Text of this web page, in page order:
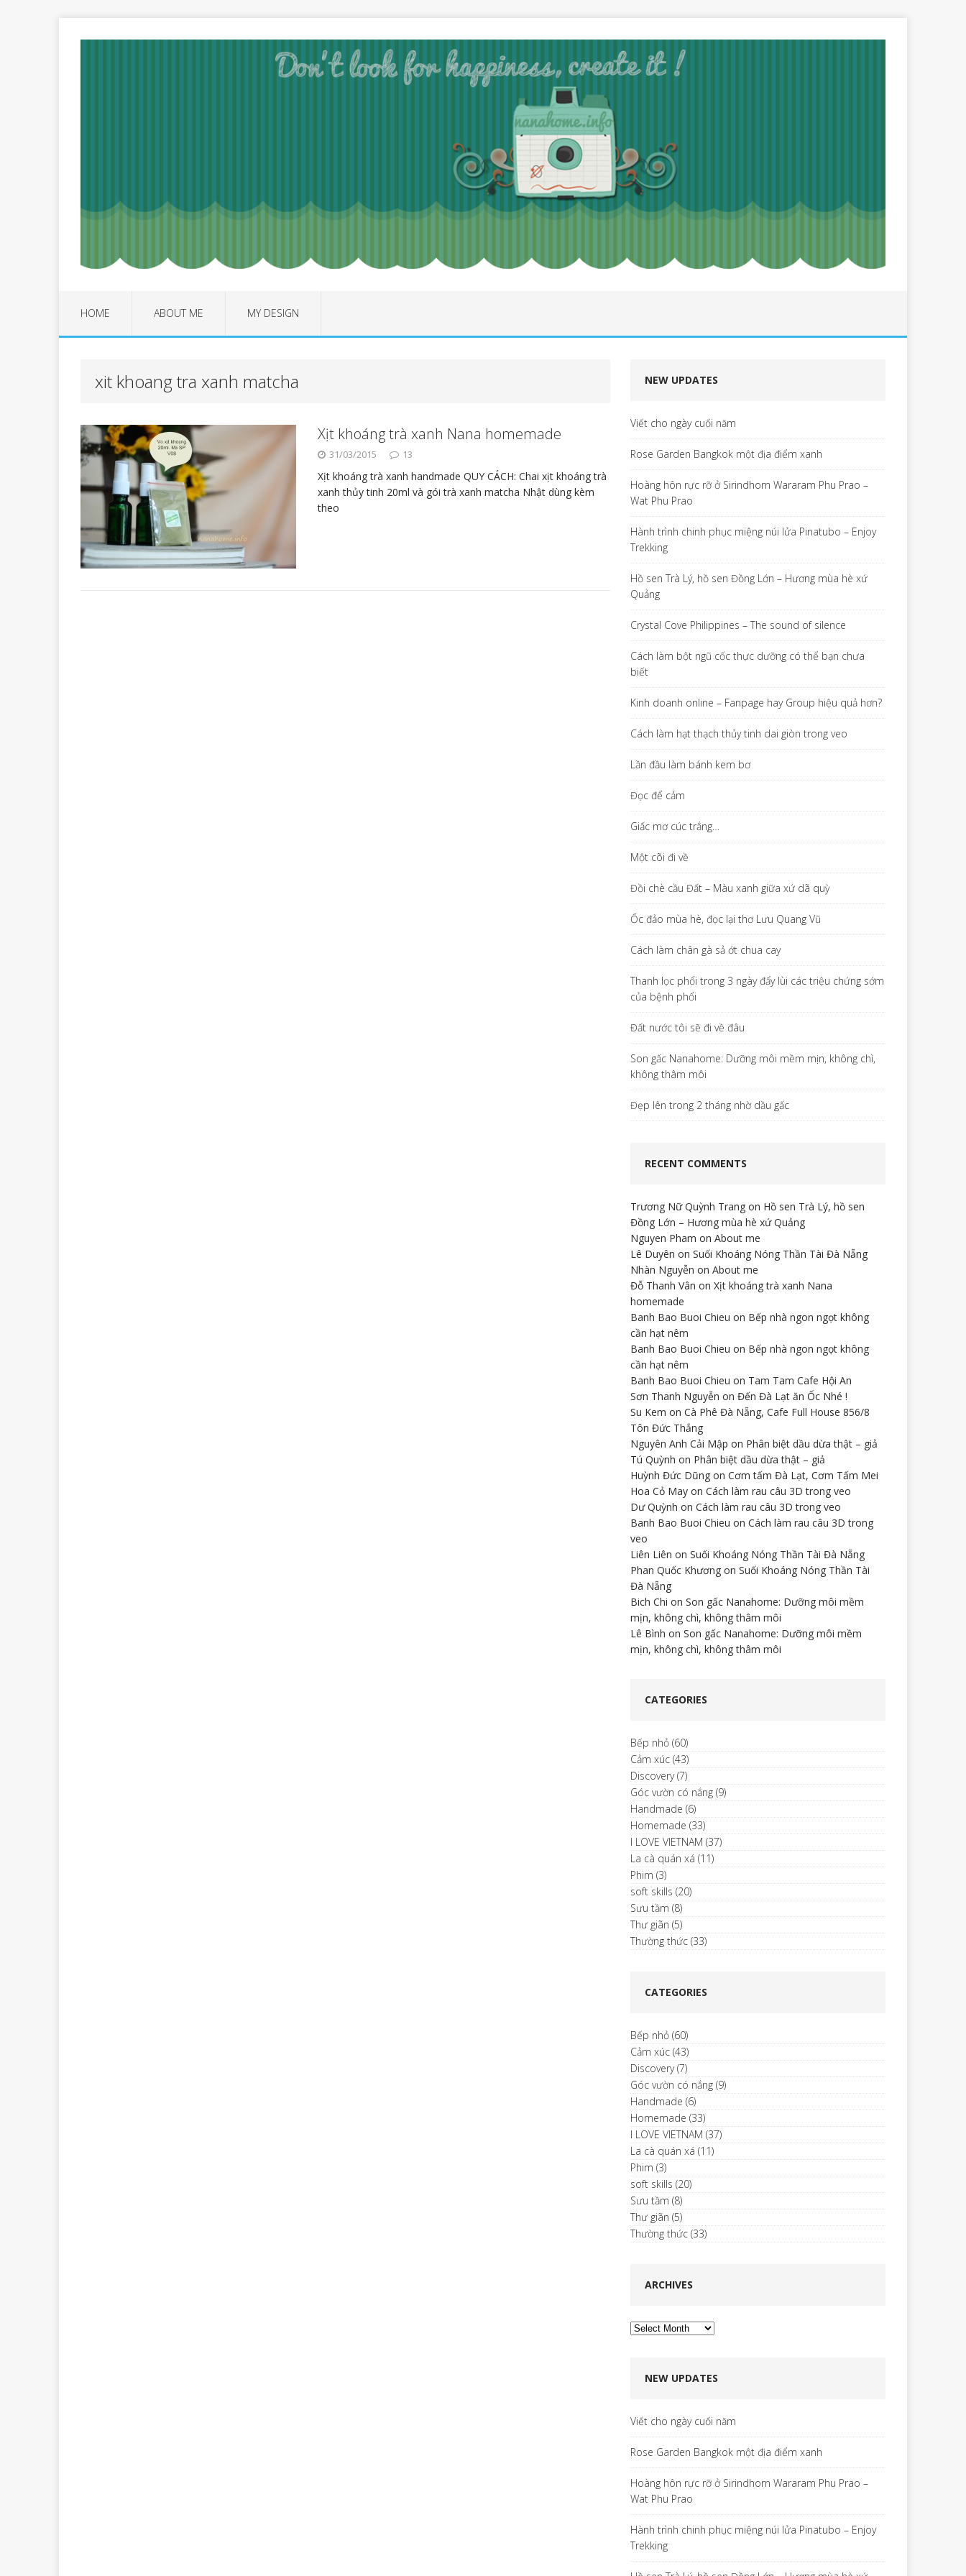
HOME ABOUT ME MY DESIGN
xit khoang tra xanh matcha
Xịt khoáng trà xanh Nana homemade
31/03/2015 13
Xịt khoáng trà xanh handmade QUY CÁCH: Chai xịt khoáng trà
xanh thủy tinh 20ml và gói trà xanh matcha Nhật dùng kèm
theo
NEW UPDATES
Viết cho ngày cuối năm
Rose Garden Bangkok một địa điểm xanh
Hoàng hôn rực rỡ ở Sirindhorn Wararam Phu Prao –
Wat Phu Prao
Hành trình chinh phục miệng núi lửa Pinatubo – Enjoy
Trekking
Hồ sen Trà Lý, hồ sen Đồng Lớn – Hương mùa hè xứ
Quảng
Crystal Cove Philippines – The sound of silence
Cách làm bột ngũ cốc thực dưỡng có thể bạn chưa
biết
Kinh doanh online – Fanpage hay Group hiệu quả hơn?
Cách làm hạt thạch thủy tinh dai giòn trong veo
Lần đầu làm bánh kem bơ
Đọc để cảm
Giấc mơ cúc trắng…
Một cõi đi về
Đồi chè cầu Đất – Màu xanh giữa xứ dã quỳ
Ốc đảo mùa hè, đọc lại thơ Lưu Quang Vũ
Cách làm chân gà sả ớt chua cay
Thanh lọc phổi trong 3 ngày đẩy lùi các triệu chứng sớm
của bệnh phổi
Đất nước tôi sẽ đi về đâu
Son gấc Nanahome: Dưỡng môi mềm mịn, không chì,
không thâm môi
Đẹp lên trong 2 tháng nhờ dầu gấc
RECENT COMMENTS
Trương Nữ Quỳnh Trang on Hồ sen Trà Lý, hồ sen
Đồng Lớn – Hương mùa hè xứ Quảng
Nguyen Pham onAbout me
Lê Duyên onSuối Khoáng Nóng Thần Tài Đà Nẵng
Nhàn Nguyễn onAbout me
Đỗ Thanh Vân onXịt khoáng trà xanh Nana
homemade
Banh Bao Buoi Chieu on Bếp nhà ngon ngọt không
cần hạt nêm
Banh Bao Buoi Chieu on Bếp nhà ngon ngọt không
cần hạt nêm
Banh Bao Buoi Chieu on Tam Tam Cafe Hội An
Sơn Thanh Nguyễn onĐến Đà Lạt ăn Ốc Nhé !
Su Kem onCà Phê Đà Nẵng, Cafe Full House 856/8
Tôn Đức Thắng
Nguyên Anh Cải Mập on Phân biệt dầu dừa thật – giả
Tú Quỳnh on Phân biệt dầu dừa thật – giả
Huỳnh Đức Dũng onCơm tấm Đà Lạt, Cơm Tấm Mei
Hoa Cỏ May onCách làm rau câu 3D trong veo
Dư Quỳnh onCách làm rau câu 3D trong veo
Banh Bao Buoi Chieu onCách làm rau câu 3D trong
veo
Liên Liên onSuối Khoáng Nóng Thần Tài Đà Nẵng
Phan Quốc Khương onSuối Khoáng Nóng Thần Tài
Đà Nẵng
Bich Chi onSon gấc Nanahome: Dưỡng môi mềm
mịn, không chì, không thâm môi
Lê Bình onSon gấc Nanahome: Dưỡng môi mềm
mịn, không chì, không thâm môi
CATEGORIES
Bếp nhỏ (60)
Cảm xúc (43)
Discovery(7)
Góc vườn có nắng (9)
Handmade (6)
Homemade (33)
I LOVE VIETNAM (37)
La cà quán xá (11)
Phim (3)
soft skills (20)
Sưu tầm (8)
Thư giãn (5)
Thường thức (33)
CATEGORIES
Bếp nhỏ (60)
Cảm xúc (43)
Discovery(7)
Góc vườn có nắng (9)
Handmade (6)
Homemade (33)
I LOVE VIETNAM (37)
La cà quán xá (11)
Phim (3)
soft skills (20)
Sưu tầm (8)
Thư giãn (5)
Thường thức (33)
ARCHIVES
Archives
NEW UPDATES
Viết cho ngày cuối năm
Rose Garden Bangkok một địa điểm xanh
Hoàng hôn rực rỡ ở Sirindhorn Wararam Phu Prao –
Wat Phu Prao
Hành trình chinh phục miệng núi lửa Pinatubo – Enjoy
Trekking